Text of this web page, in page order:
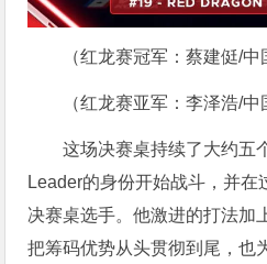
（红龙赛冠军：蔡建侹/中
（红龙赛亚军：李泽浩/中
这场决赛桌持续了大约五
Leader的身份开始战斗，并在
决赛桌选手。他激进的打法加
把筹码优势从头贯彻到尾，也